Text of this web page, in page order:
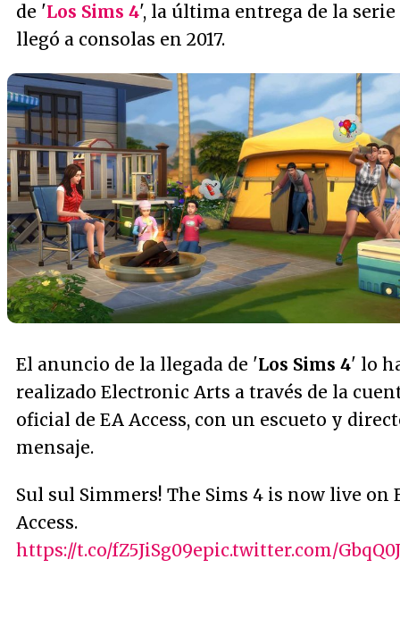
de 'Los Sims 4', la última entrega de la serie
llegó a consolas en 2017.
El anuncio de la llegada de 'Los Sims 4' lo
realizado Electronic Arts a través de la
oficial de EA Access, con un escueto y
mensaje.
Sul sul Simmers! The Sims 4 is now live on
Access.
https://t.co/fZ5JiSg09epic.twitter.com/